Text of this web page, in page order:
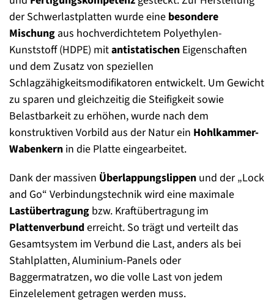
der Schwerlastplatten wurde eine besondere
Mischung aus hochverdichtetem Polyethylen-
Kunststoff (HDPE) mitantistatischen Eigenschaften
und dem Zusatz von speziellen
Schlagzähigkeitsmodifikatoren entwickelt. Um Gewicht
zu sparen und gleichzeitig die Steifigkeit sowie
Belastbarkeit zu erhöhen, wurde nach dem
konstruktiven Vorbild aus der Natur ein Hohlkammer-
Wabenkern in die Platte eingearbeitet.
Dank der massiven Überlappungslippen und der „Lock
and Go“ Verbindungstechnik wird eine maximale
Lastübertragung bzw. Kraftübertragung im
Plattenverbunderreicht. So trägt und verteilt das
Gesamtsystem im Verbund die Last, anders als bei
Stahlplatten, Aluminium-Panels oder
Baggermatratzen, wo die volle Last von jedem
Einzelelement getragen werden muss.